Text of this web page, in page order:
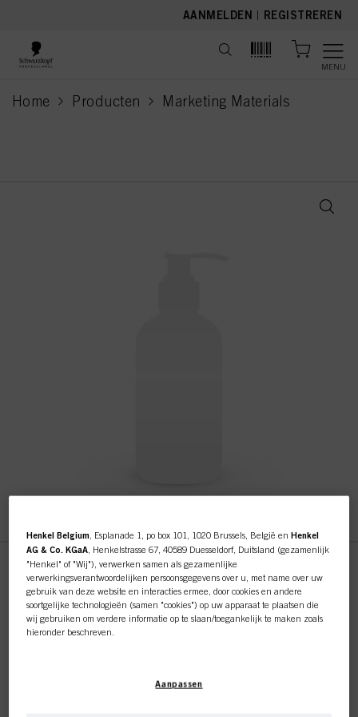
AANMELDEN | REGISTREREN
MENU
Home Producten Marketing Materials
current page
Authentic Beauty Concept
Umbrella
Authentic Beauty Concept Umbrella
Deze online shop is
exclusief voor professionele
Henkel Belgium , Esplanade 1, po box 101, 1020 Brussels, België enHenkel
AG & Co. KGaA , Henkelstrasse 67, 40589 Duesseldorf, Duitsland (gezamenlijk
"Henkel" of "Wij"), verwerken samen als gezamenlijke
verwerkingsverantwoordelijken persoonsgegevens over u, met name over uw
gebruik van deze website en interacties ermee, door cookies en andere
soortgelijke technologieën (samen "cookies") op uw apparaat te plaatsen die
wij gebruiken om verdere informatie op te slaan/toegankelijk te maken zoals
hieronder beschreven.
aangegeven in onze Gegevensbeschermingsverklaring waarnaar een link in
Aanpassen